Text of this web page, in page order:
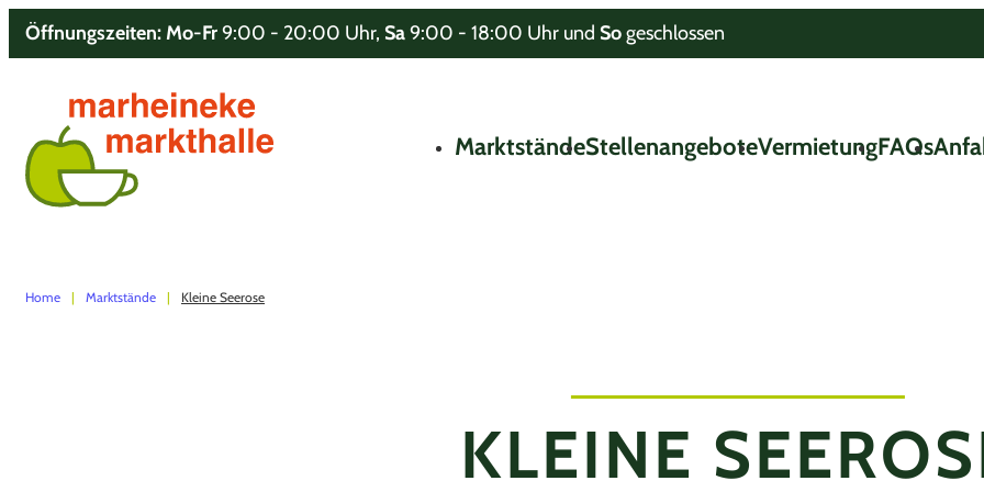
Öffnungszeiten: Mo-Fr9:00 - 20:00 Uhr, Sa9:00 - 18:00 Uhr und Sogeschlossen
MarktständeStellenangeboteVermietungFAQs
Home Marktstände Kleine Seerose
KLEINE